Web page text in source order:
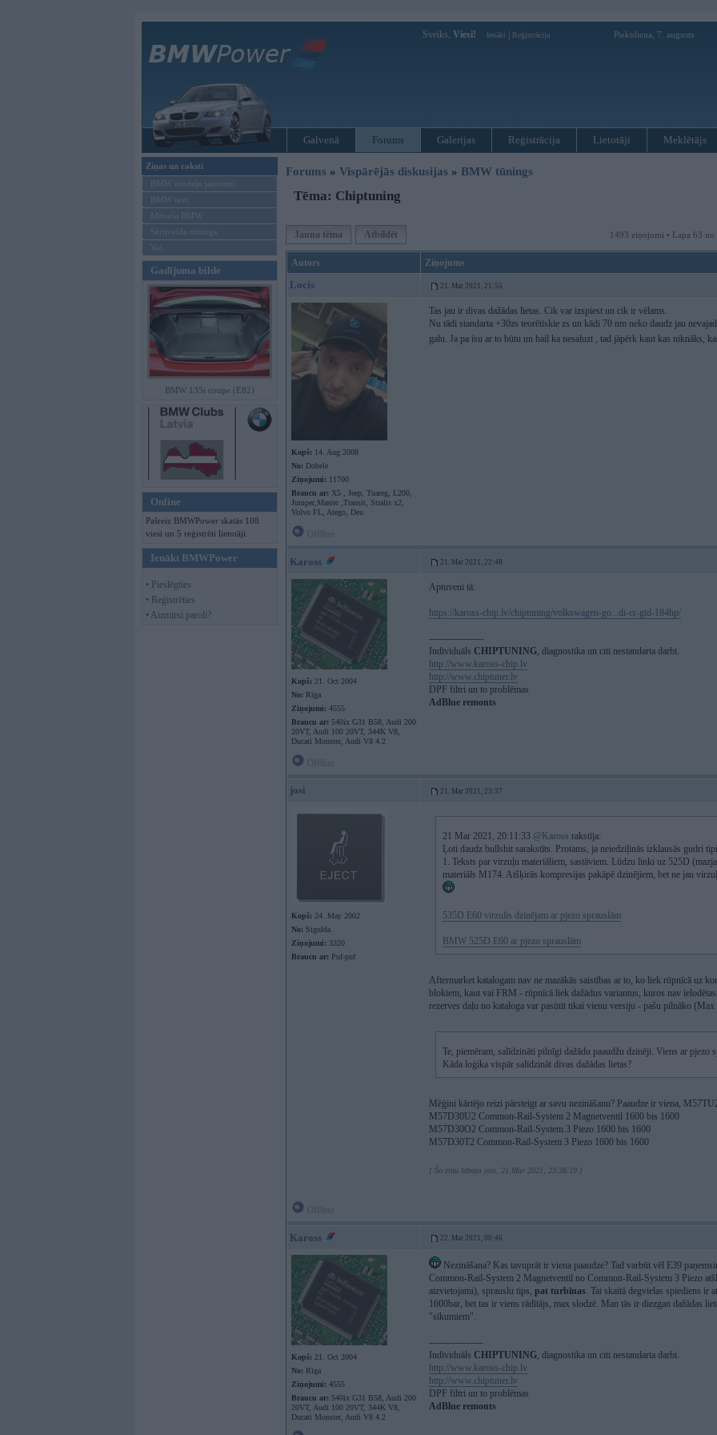
Sveiks, Viesi! Ienākt Reģistrācija Piektdiena, 7. augusts
Galvenā Forums Galerijas Reģistrācija Lietotāji Meklētājs
Ziņas un raksti
BMW modeļu jaunumi
BMW testi
Mēneša BMW
Sērijveida tūnings
Vel...
Gadījuma bilde
BMW 135i coupe (E82)
Online
Pašreiz BMWPower skatās 108
viesi un 5 reģistrēti lietotāji.
Ienākt BMWPower
• Pieslēgties
• Reģistrēties
• Aizmirsi paroli?
Forums » Vispārējās diskusijas » BMW tūnings
Tēma: Chiptuning
Jauna tēma Atbildēt 1493 ziņojumi • Lapa 63 no
Autors Ziņojums
Locis 21. Mar 2021, 21:55
Kopš: 14. Aug 2008
No: Dobele
Ziņojumi: 11700
Braucu ar: X5 , Jeep, Tuareg, L200,
Jumper,Master ,Transit, Stralis x2,
Volvo FL, Atego, Deu
Tas jau ir divas dažādas lietas. Cik var izspiest un cik ir vēlams.
Nu tādi standarta +30zs teorētiskie zs un kādi 70 nm neko daudz jau
galu. Ja pa īsu ar to būtu un bail ka nesaluzt , tad jāpērk kaut kas niknāks,
Kaross 21. Mar 2021, 22:48
Kopš: 21. Oct 2004
No: Rīga
Ziņojumi: 4555
Braucu ar: 540ix G31 B58, Audi 200
20VT, Audi 100 20VT, 344K V8,
Ducati Monster, Audi V8 4.2
Aptuveni tā:
https://kaross-chip.lv/chiptuning/volkswagen-go...di-cr-gtd-184hp/
-----------------
Individuāls CHIPTUNING, diagnostika un citi nestandarta darbi.
http://www.kaross-chip.lv
http://www.chiptuner.lv
DPF filtri un to problēmas
AdBlue remonts
josi 21. Mar 2021, 23:37
Kopš: 24. May 2002
No: Sigulda
Ziņojumi: 3320
Braucu ar: Puf-puf
21 Mar 2021, 20:11:33 @Kaross rakstīja:
Ļoti daudz bullshit sarakstīts. Protams, ja neiedziļinās izklausās gudri
1. Teksts par virzuļu materiāliem, sastāviem. Lūdzu linki uz 525D
materiāls M174. Atšķirās kompresijas pakāpē dzinējiem, bet ne jau
535D E60 virzulis dzinējam ar pjezo sprauslām
BMW 525D E60 ar pjezo sprauslām
Aftermarket katalogam nav ne mazākās saistības ar to, ko liek rūpnīcā uz
blokiem, kaut vai FRM - rūpnīcā liek dažādus variantus, kuros nav
rezerves daļu no kataloga var pasūtīt tikai vienu versiju - pašu pilnāko (Max
Te, piemēram, salīdzināti pilnīgi dažādu paaudžu dzinēji. Viens ar pjezo
Kāda loģika vispār salīdzināt divas dažādas lietas?
Mēģini kārtējo reizi pārsteigt ar savu nezināšanu? Paaudze ir viena,
M57D30U2 Common-Rail-System 2 Magnetventil 1600 bis 1600
M57D30O2 Common-Rail-System 3 Piezo 1600 bis 1600
M57D30T2 Common-Rail-System 3 Piezo 1600 bis 1600
[ Šo ziņu laboja josi, 21 Mar 2021, 23:38:19 ]
Kaross 22. Mar 2021, 00:46
Kopš: 21. Oct 2004
No: Rīga
Ziņojumi: 4555
Braucu ar: 540ix G31 B58, Audi 200
20VT, Audi 100 20VT, 344K V8,
Ducati Monster, Audi V8 4.2
Nezināšana? Kas tavuprāt ir viena paaudze? Tad varbūt vēl E39
Common-Rail-System 2 Magnetventil no Common-Rail-System 3 Piezo
aizvietojami), sprauslu tips, pat turbīnas. Tai skaitā degvielas spiediens ir
1600bar, bet tas ir viens rādītājs, max slodzē. Man tās ir diezgan dažādas
"sīkumiem".
-----------------
Individuāls CHIPTUNING, diagnostika un citi nestandarta darbi.
http://www.kaross-chip.lv
http://www.chiptuner.lv
DPF filtri un to problēmas
AdBlue remonts